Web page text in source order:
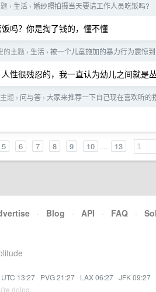
› 生活 › 婚纱照拍摄当天要请工作人员吃饭吗?
吗？你是掏了钱的，懂不懂
的主题 › 生活 › 被一个儿童施加的暴力行为震惊
性很残忍的，我一直认为幼儿之间就是
题 › 问与答 › 大家来推荐一下自己现在喜欢听的
5 6 7 8 9 10 ... 13
· Blog · API · FAQ ·
UTC 13:27 · PVG 21:27 · LAX 06:27 · JFK 09:27
doing.